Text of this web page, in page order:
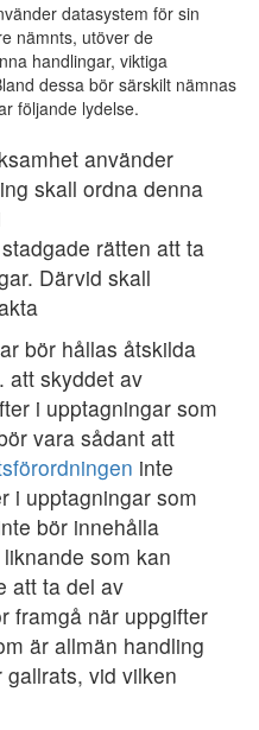
datasystem för sin
nämnts, utöver de
handlingar, viktiga
dessa bör särskilt nämnas
följande lydelse.
använder
skall ordna denna
stadgade rätten att ta
Därvid skall
bör hållas åtskilda
att skyddet av
i upptagningar som
vara sådant att
inte
i upptagningar som
bör innehålla
som kan
att ta del av
framgå när uppgifter
är allmän handling
vid vilken